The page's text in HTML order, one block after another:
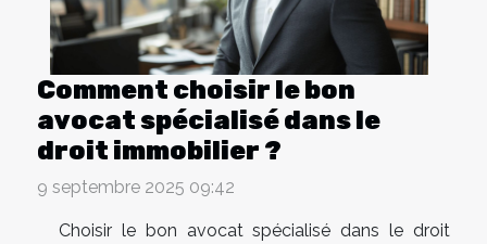
Comment choisir le bon
avocat spécialisé dans le
droit immobilier ?
9 septembre 2025 09:42
Choisir le bon avocat spécialisé dans le droit